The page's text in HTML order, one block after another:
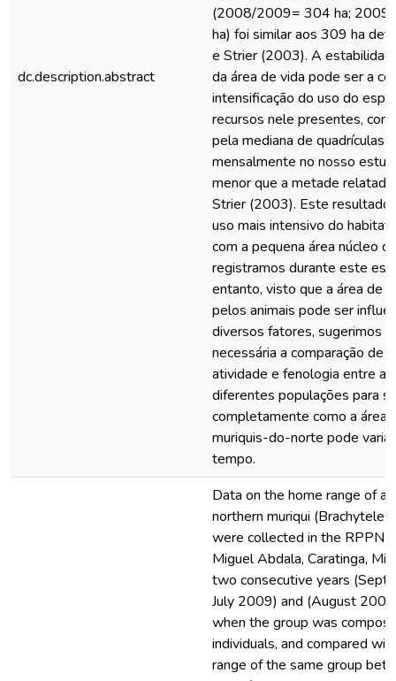
dc.description.abstract
(2008/2009= 304 ha;
ha) foi similar aos 309 ha
e Strier (2003). A
da área de vida pode ser a
intensificação do uso do
recursos nele presentes,
pela mediana de quadrículas
mensalmente no nosso
menor que a metade
Strier (2003). Este resultado
uso mais intensivo do
com a pequena área núcleo
registramos durante este
entanto, visto que a área de
pelos animais pode ser
diversos fatores, sugerimos
necessária a comparação de
atividade e fenologia entre a
diferentes populações para
completamente como a área
muriquis-do-norte pode
tempo.
Data on the home range of a
northern muriqui
were collected in the RPPN
Miguel Abdala, Caratinga,
two consecutive years
July 2009) and (August
when the group was
individuals, and compared
range of the same group